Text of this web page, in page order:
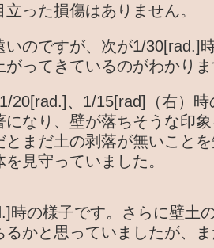
った損傷はありません。
いのですが、次が1/30[rad.]
がってきているのがわかり
20[rad.]、1/15[rad]（右）
になり、壁が落ちそうな印
とまだ土の剥落が無いこと
見守っていました。
時の様子です。さらに壁土
るかと思っていましたが、